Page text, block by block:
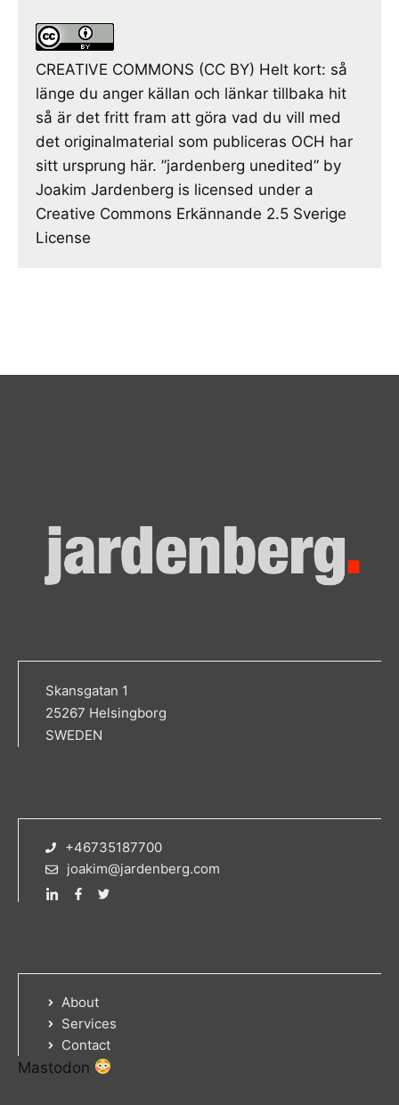
CREATIVE COMMONS (CC BY) Helt kort: så
länge du anger källan och länkar tillbaka hit
så är det fritt fram att göra vad du vill med
det originalmaterial som publiceras OCH har
sitt ursprung här. ”jardenberg unedited” by
Joakim Jardenberg is licensed under a
Creative Commons Erkännande 2.5 Sverige
License
Skansgatan 1
25267 Helsingborg
SWEDEN
+46735187700
joakim@jardenberg.com
About
Services
Contact
Mastodon